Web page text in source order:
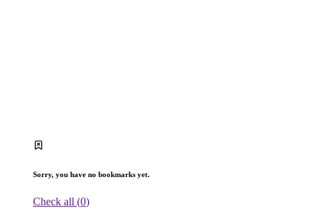
Sorry, you have no bookmarks yet.
Check all (0)